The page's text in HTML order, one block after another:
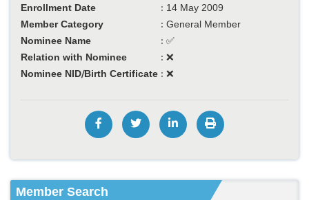
Enrollment Date
: 14 May 2009
Member Category
: General Member
Nominee Name
: ✅
Relation with Nominee
: ❌
Nominee NID/Birth Certificate : ❌
Member Search